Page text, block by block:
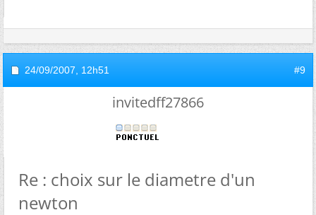
24/09/2007, 12h51 #9
invitedff27866
Re : choix sur le diametre d'un
newton